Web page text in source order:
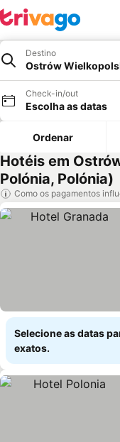
Destino
Ostrów
Check-in/out
Escolha as datas
Ordenar
Hotéis em
Polónia, Polónia)
Como os pagamentos
Selecione as datas
exatos.